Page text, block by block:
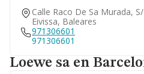
Calle Raco De Sa Murada,
Eivissa, Baleares
971306601
971306601
Loewe sa en